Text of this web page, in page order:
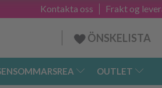
Frakt og
Kontakta oss
ÖNSKELISTA
OUTLET